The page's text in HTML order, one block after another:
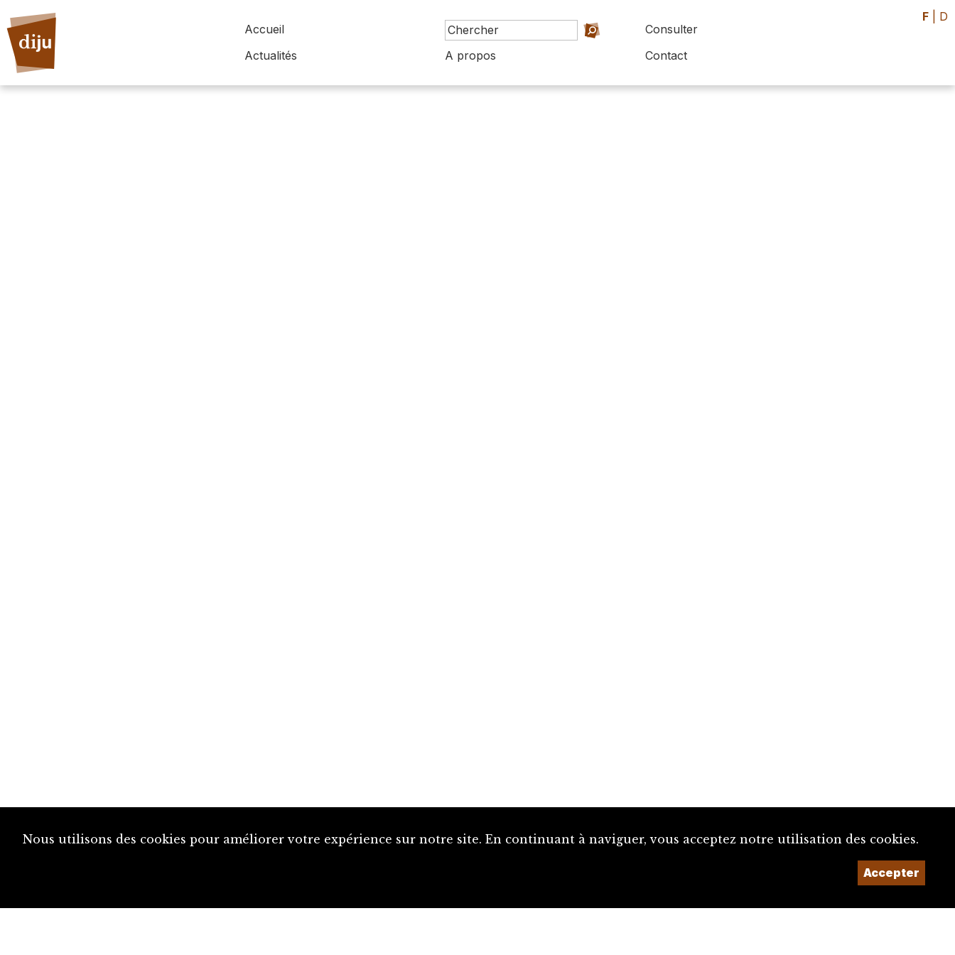
Accueil
Consulter
Actualités
A propos Contact
F D
Nous utilisons des cookies pour améliorer votre expérience sur notre site. En continuant à naviguer, vous acceptez notre utilisation des cookies.
Accepter